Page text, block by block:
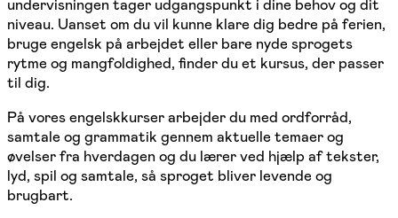
undervisningen tager udgangspunkt i dine behov og dit
niveau. Uanset om du vil kunne klare dig bedre på ferien,
bruge engelsk på arbejdet eller bare nyde sprogets
rytme og mangfoldighed, finder du et kursus, der passer
til dig.
På vores engelskkurser arbejder du med ordforråd,
samtale og grammatik gennem aktuelle temaer og
øvelser fra hverdagen og du lærer ved hjælp af tekster,
lyd, spil og samtale, så sproget bliver levende og
brugbart.